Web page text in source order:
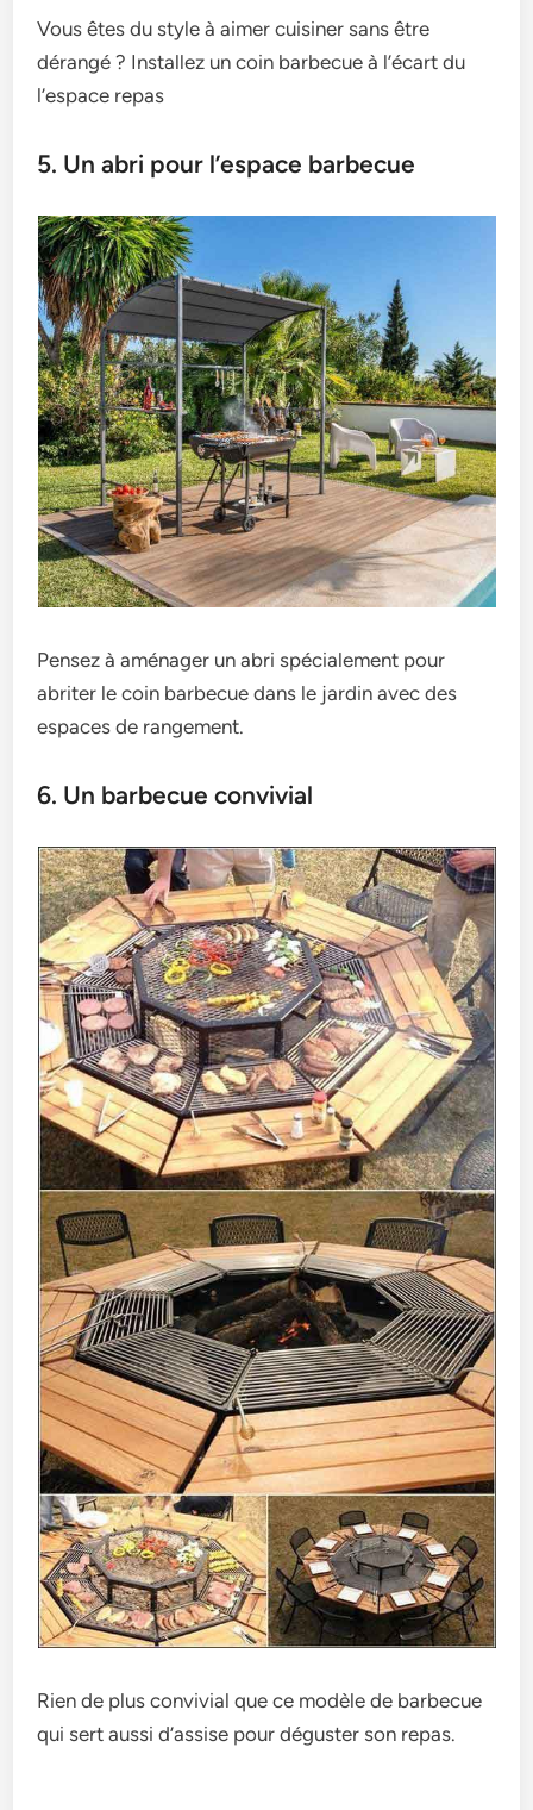
Vous êtes du style à aimer cuisiner sans être
dérangé ? Installez un coin barbecue à l’écart du
l’espace repas
5. Un abri pour l’espace barbecue
Pensez à aménager un abri spécialement pour
abriter le coin barbecue dans le jardin avec des
espaces de rangement.
6. Un barbecue convivial
Rien de plus convivial que ce modèle de barbecue
qui sert aussi d’assise pour déguster son repas.